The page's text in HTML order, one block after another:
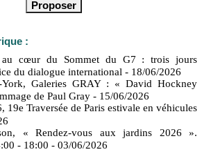
:
au cœur du Sommet du G7 : trois jours
du dialogue international - 18/06/2026
Galeries GRAY : « David Hockney
de Paul Gray - 15/06/2026
19e Traversée de Paris estivale en véhicules
« Rendez-vous aux jardins 2026 ».
- 18:00 - 03/06/2026